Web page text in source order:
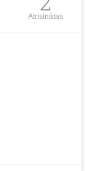
Atrisinātas